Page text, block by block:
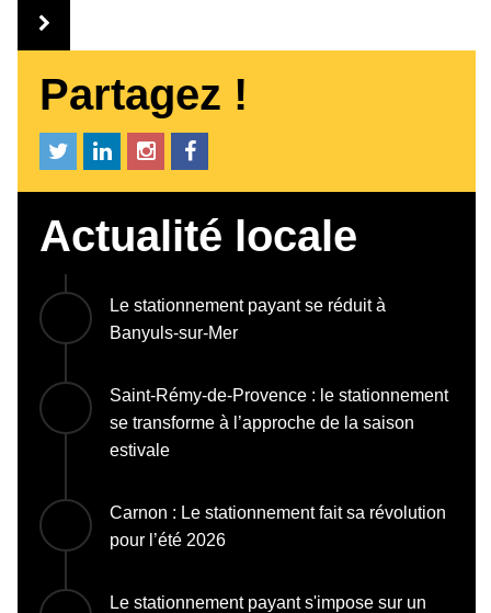
Partagez !
Actualité locale
Le stationnement payant se réduit à
Banyuls-sur-Mer
Saint-Rémy-de-Provence : le stationnement
se transforme à l’approche de la saison
estivale
Carnon : Le stationnement fait sa révolution
pour l’été 2026
Le stationnement payant s'impose sur un